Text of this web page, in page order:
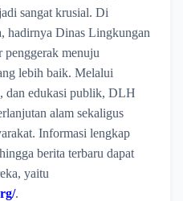
sangat krusial. Di
hadirnya Dinas Lingkungan
menuju
lebih baik. Melalui
dan edukasi publik, DLH
alam sekaligus
Informasi lengkap
berita terbaru dapat
yaitu
.